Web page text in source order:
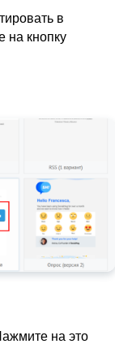
в
на кнопку
на это